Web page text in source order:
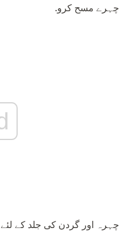
چہرے مسح کرو.
چہرہ اور گردن کی جلد کے